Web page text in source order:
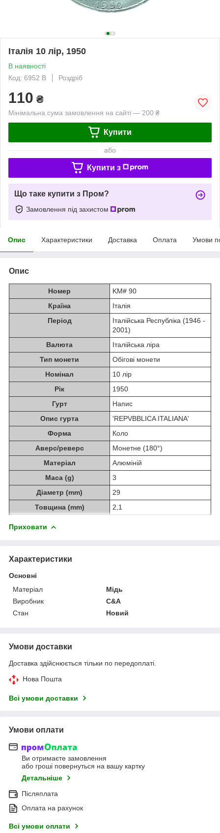
Італія 10 лір, 1950
В наявності
Код: 6952 B
Роздріб
110 ₴
Мінімальна сума замовлення на сайті — 200 ₴
Купити
або
Купити з
Що таке купити з Пром?
Замовлення під захистом
Опис Характеристики Доставка Оплата Умови
Опис
Номер
KM# 90
Країна
Італія
Період
Італійська Республіка (1946 -
2001)
Валюта
Італійська ліра
Тип монети
Обігові монети
Номінал
10 лір
Рік
1950
Гурт
Напис
Опис гурта
'REPVBBLICA ITALIANA'
Форма
Коло
Аверс/реверс
Монетне (180°)
Матеріал
Алюміній
Маса (g)
3
Діаметр (mm)
29
Товщина (mm)
2,1
Приховати
Характеристики
Основні
Матеріал
Мідь
Виробник
C&A
Стан
Новий
Умови доставки
Доставка здійснюється тільки по передоплаті.
Нова Пошта
Всі умови доставки
Умови оплати
Ви отримаєте замовлення
або гроші повернуться на вашу картку
Детальніше
Післяплата
Оплата на рахунок
Всі умови оплати